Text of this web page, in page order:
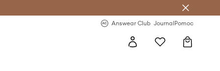
Answear Club JournalPomoc